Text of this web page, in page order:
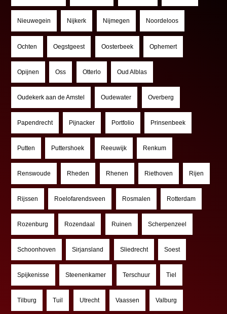
Nieuwegein Nijkerk Nijmegen Noordeloos
Ochten Oegstgeest Oosterbeek Ophemert
Opijnen Oss Otterlo Oud Alblas
Oudekerk aan de Amstel Oudewater Overberg
Papendrecht Pijnacker Portfolio Prinsenbeek
Putten Puttershoek Reeuwijk Renkum
Renswoude Rheden Rhenen Riethoven Rijen
Rijssen Roelofarendsveen Rosmalen Rotterdam
Rozenburg Rozendaal Ruinen Scherpenzeel
Schoonhoven Sirjansland Sliedrecht Soest
Spijkenisse Steenenkamer Terschuur Tiel
Tilburg Tuil Utrecht Vaassen Valburg